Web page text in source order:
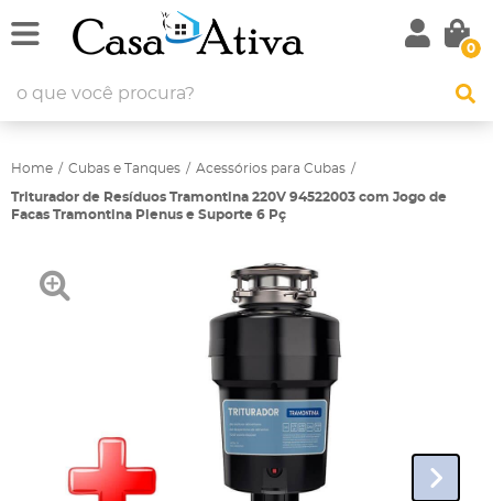
0
Home Cubas e Tanques Acessórios para Cubas
Triturador de Resíduos Tramontina 220V 94522003 com Jogo de
Facas Tramontina Plenus e Suporte 6 Pç